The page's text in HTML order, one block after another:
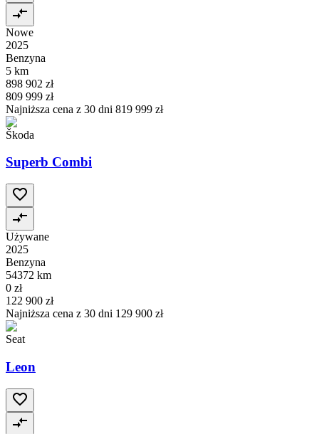
Nowe
2025
Benzyna
5 km
898 902 zł
809 999 zł
Najniższa cena z 30 dni 819 999 zł
Škoda
Superb Combi
Używane
2025
Benzyna
54372 km
0 zł
122 900 zł
Najniższa cena z 30 dni 129 900 zł
Seat
Leon